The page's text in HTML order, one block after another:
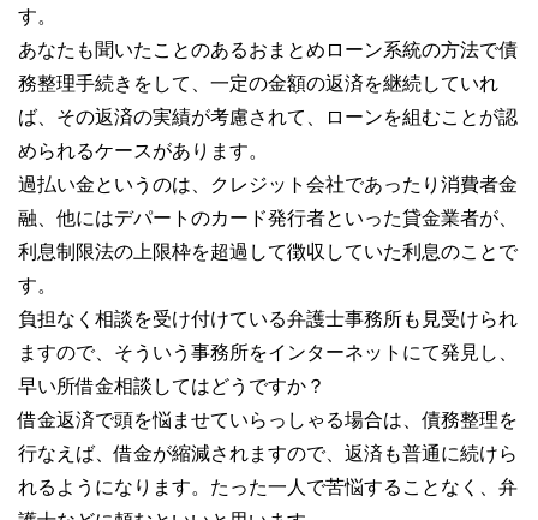
す。
あなたも聞いたことのあるおまとめローン系統の方法で債
務整理手続きをして、一定の金額の返済を継続していれ
ば、その返済の実績が考慮されて、ローンを組むことが認
められるケースがあります。
過払い金というのは、クレジット会社であったり消費者金
融、他にはデパートのカード発行者といった貸金業者が、
利息制限法の上限枠を超過して徴収していた利息のことで
す。
負担なく相談を受け付けている弁護士事務所も見受けられ
ますので、そういう事務所をインターネットにて発見し、
早い所借金相談してはどうですか？
借金返済で頭を悩ませていらっしゃる場合は、債務整理を
行なえば、借金が縮減されますので、返済も普通に続けら
れるようになります。たった一人で苦悩することなく、弁